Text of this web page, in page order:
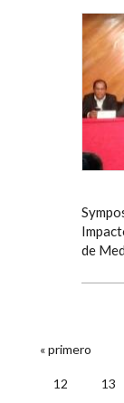
de
PÁGINAS
« primero
12 13